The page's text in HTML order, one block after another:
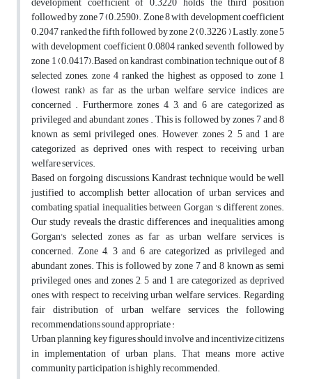
followed by zone 7 (0.2590). Zone 8 with development coefficient
0.2047 ranked the fifth followed by zone 2 (0.3226 ) Lastly, zone 5
with development coefficient 0.0804 ranked seventh followed by
zone 1 (0.0417).Based on kandrast combination technique out of 8
selected zones, zone 4 ranked the highest as opposed to zone 1
(lowest rank) as far as the urban welfare service indices are
concerned . Furthermore, zones 4, 3, and 6 are categorized as
privileged and abundant zones . This is followed by zones 7 and 8
known as semi privileged ones. However, zones 2 ,5 and 1 are
categorized as deprived ones with respect to receiving urban
welfare services.
Based on forgoing discussions, Kandrast technique would be well
justified to accomplish better allocation of urban services and
combating spatial inequalities between Gorgan 's different zones.
Our study reveals the drastic differences and inequalities among
Gorgan's selected zones as far as urban welfare services is
concerned. Zone 4, 3 and 6 are categorized as privileged and
abundant zones. This is followed by zone 7 and 8 known as semi
privileged ones and zones 2, 5 and 1 are categorized as deprived
ones with respect to receiving urban welfare services. Regarding
fair distribution of urban welfare services, the following
recommendations sound appropriate :
Urban planning key figures should involve and incentivize citizens
in implementation of urban plans. That means more active
community participation is highly recommended.